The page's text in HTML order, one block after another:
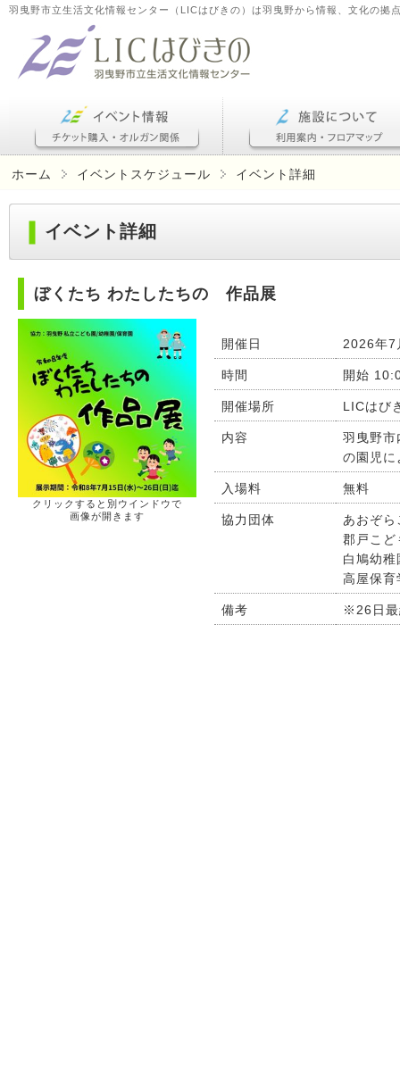
羽曳野市立生活文化情報センター（LICはびきの）は羽曳野から情報、文化の拠
ホーム イベントスケジュール イベント詳細
イベント詳細
ぼくたち わたしたちの 作品展
クリックすると別ウインドウで
画像が開きます
開催日 2026年7
時間 開始
開催場所 LICはび
内容
羽曳野市
の園児に
入場料 無料
協力団体
あおぞ
郡戸こ
白鳩幼
高屋保
備考 ※26日最